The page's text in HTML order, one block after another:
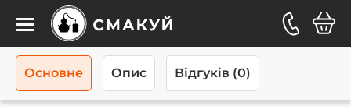
Каталог
Основне Опис Відгуків (0)